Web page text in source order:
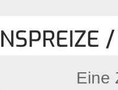
Eine